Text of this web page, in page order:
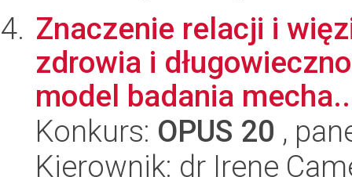
Znaczenie relacji i
zdrowia i
model badania
Konkurs: OPUS 20 ,
Kierownik: dr Irene